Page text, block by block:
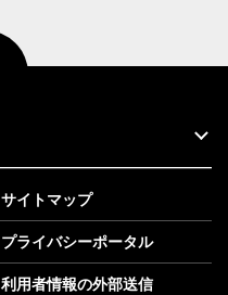
サイトマップ
プライバシーポータル
利用者情報の外部送信